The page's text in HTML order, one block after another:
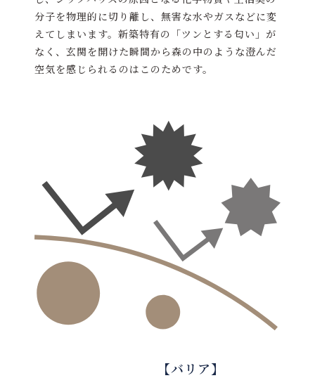
分子を物理的に切り離し、無害な水やガスなどに変
えてしまいます。新築特有の「ツンとする匂い」が
なく、玄関を開けた瞬間から森の中のような澄んだ
空気を感じられるのはこのためです。
【バリア】